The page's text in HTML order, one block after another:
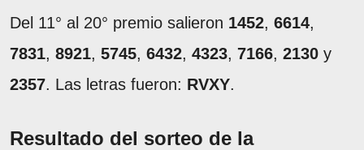
Del 11° al 20° premio salieron 1452, 6614,
7831, 8921, 5745, 6432, 4323, 7166, 2130 y
2357. Las letras fueron: RVXY.
Resultado del sorteo de la